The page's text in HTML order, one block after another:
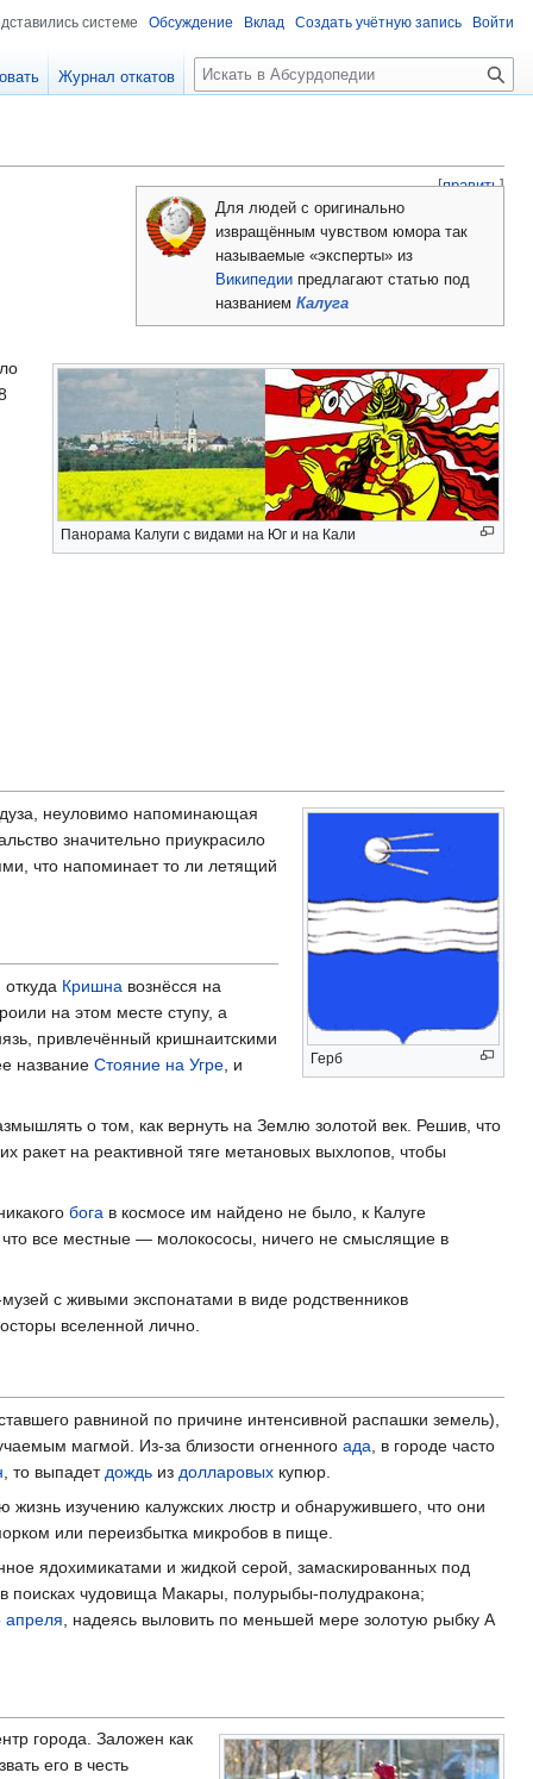
[править]
Для людей с оригинально
извращённым чувством юмора так
называемые «эксперты» из
Википедии предлагают статью под
названием Калуга
Панорама Калуги с видами на Юг и на Кали
Герб
неуловимо напоминающая
значительно приукрасило
что напоминает то ли летящий
Кришна вознёсся на
на этом месте ступу, а
привлечённый кришнаитскими
название Стояние на Угре, и
о том, как вернуть на Землю золотой век. Решив, что
ракет на реактивной тяге метановых выхлопов, чтобы
богав космосе им найдено не было, к Калуге
все местные — молокососы, ничего не смыслящие в
с живыми экспонатами в виде родственников
вселенной лично.
равниной по причине интенсивной распашки земель),
магмой. Из-за близости огненного ада, в городе часто
, то выпадетдождь из долларовых купюр.
жизнь изучению калужских люстр и обнаружившего, что они
или переизбытка микробов в пище.
ядохимикатами и жидкой серой, замаскированных под
поисках чудовища Макары, полурыбы-полудракона;
апреля, надеясь выловить по меньшей мере золотую рыбку А
города. Заложен как
его в честь
системе Обсуждение Вклад Создать учётную запись Войти
Журнал откатов
П
о
к